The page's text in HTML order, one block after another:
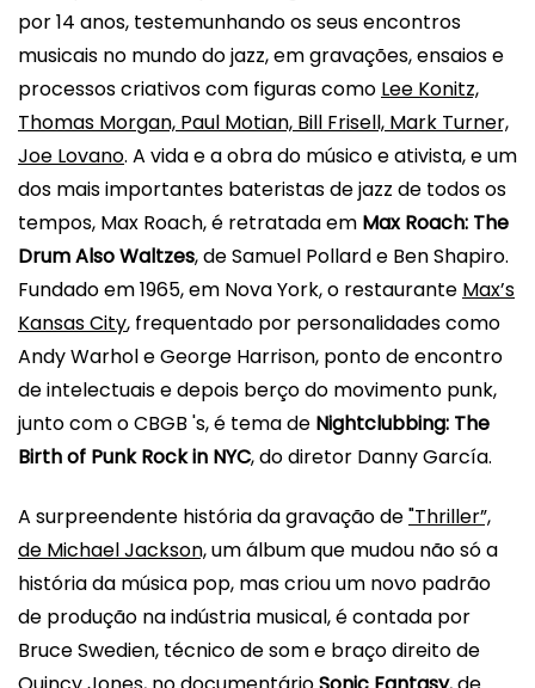
por 14 anos, testemunhando os seus encontros
musicais no mundo do jazz, em gravações, ensaios e
processos criativos com figuras como Lee Konitz,
Thomas Morgan, Paul Motian, Bill Frisell, Mark Turner,
Joe Lovano. A vida e a obra do músico e ativista, e um
dos mais importantes bateristas de jazz de todos os
tempos, Max Roach, é retratada em Max Roach: The
Drum Also Waltzes, de Samuel Pollard e Ben Shapiro.
Fundado em 1965, em Nova York, o restaurante Max’s
Kansas City, frequentado por personalidades como
Andy Warhol e George Harrison, ponto de encontro
de intelectuais e depois berço do movimento punk,
junto com o CBGB 's, é tema de Nightclubbing: The
Birth of Punk Rock in NYC, do diretor Danny García.
A surpreendente história da gravação de"Thriller”,
de Michael Jackson,um álbum que mudou não só a
história da música pop, mas criou um novo padrão
de produção na indústria musical, é contada por
Bruce Swedien, técnico de som e braço direito de